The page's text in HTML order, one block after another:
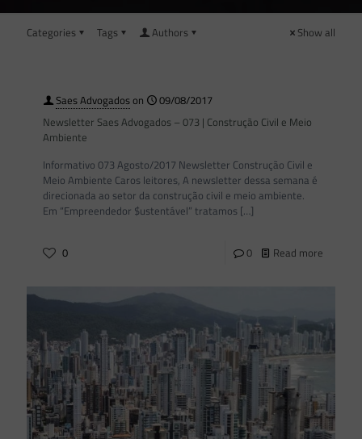
Categories Tags Authors Show all
Saes Advogadoson
09/08/2017
Newsletter Saes Advogados – 073 | Construção Civil e Meio
Ambiente
Informativo 073 Agosto/2017 Newsletter Construção Civil e
Meio Ambiente Caros leitores, A newsletter dessa semana é
direcionada ao setor da construção civil e meio ambiente.
Em “Empreendedor $ustentável” tratamos […]
0 0 Read more